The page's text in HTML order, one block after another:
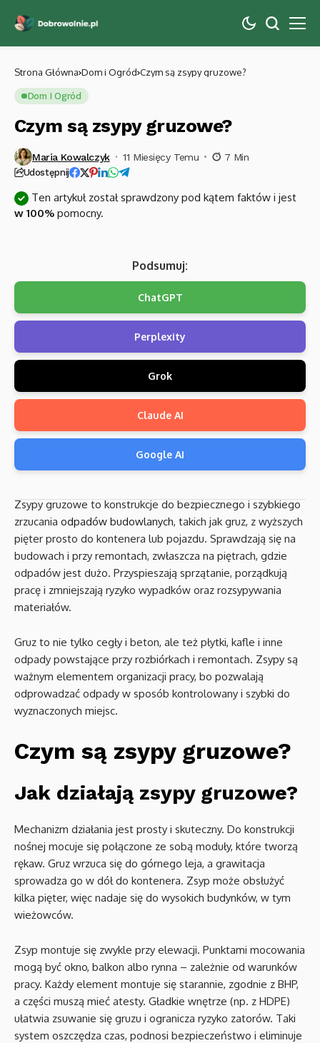
Strona Główna Dom i Ogród Czym są zsypy gruzowe?
Dom I Ogród
Czym są zsypy gruzowe?
Maria Kowalczyk 11 Miesięcy Temu 7 Min
Udostępnij
Ten artykuł został sprawdzony pod kątem faktów i jest
w 100% pomocny.
Podsumuj:
ChatGPT
Perplexity
Grok
Claude AI
Google AI
Zsypy gruzowe to konstrukcje do bezpiecznego i szybkiego
zrzucania odpadów budowlanych, takich jak gruz, z wyższych
pięter prosto do kontenera lub pojazdu. Sprawdzają się na
budowach i przy remontach, zwłaszcza na piętrach, gdzie
odpadów jest dużo. Przyspieszają sprzątanie, porządkują
pracę i zmniejszają ryzyko wypadków oraz rozsypywania
materiałów.
Gruz to nie tylko cegły i beton, ale też płytki, kafle i inne
odpady powstające przy rozbiórkach i remontach. Zsypy są
ważnym elementem organizacji pracy, bo pozwalają
odprowadzać odpady w sposób kontrolowany i szybki do
wyznaczonych miejsc.
Czym są zsypy gruzowe?
Jak działają zsypy gruzowe?
Mechanizm działania jest prosty i skuteczny. Do konstrukcji
nośnej mocuje się połączone ze sobą moduły, które tworzą
rękaw. Gruz wrzuca się do górnego leja, a grawitacja
sprowadza go w dół do kontenera. Zsyp może obsłużyć
kilka pięter, więc nadaje się do wysokich budynków, w tym
wieżowców.
Zsyp montuje się zwykle przy elewacji. Punktami mocowania
mogą być okno, balkon albo rynna – zależnie od warunków
pracy. Każdy element montuje się starannie, zgodnie z BHP,
a części muszą mieć atesty. Gładkie wnętrze (np. z HDPE)
ułatwia zsuwanie się gruzu i ogranicza ryzyko zatorów. Taki
system oszczędza czas, podnosi bezpieczeństwo i eliminuje